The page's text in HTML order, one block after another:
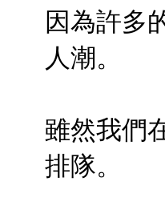
因為許多
人潮。
雖然我們
排隊。